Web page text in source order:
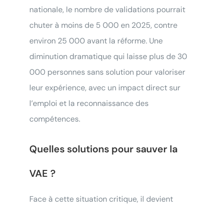
nationale, le nombre de validations pourrait
chuter à moins de 5 000 en 2025, contre
environ 25 000 avant la réforme. Une
diminution dramatique qui laisse plus de 30
000 personnes sans solution pour valoriser
leur expérience, avec un impact direct sur
l’emploi et la reconnaissance des
compétences.
Quelles solutions pour sauver la
VAE ?
Face à cette situation critique, il devient